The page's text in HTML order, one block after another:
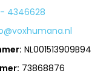
- 4346628
NL001513909B94
73868876